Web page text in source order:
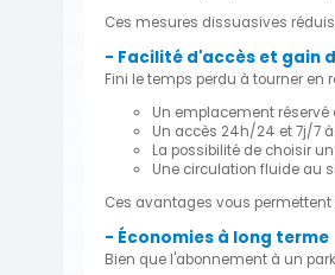
Ces mesures dissuasives
- Facilité d'accès et gain
Fini le temps perdu à tourner en
Un emplacement réservé
Un accès 24h/24 et 7j/7
La possibilité de choisir
Une circulation fluide au
Ces avantages vous
- Économies à long terme
Bien que l'abonnement à un